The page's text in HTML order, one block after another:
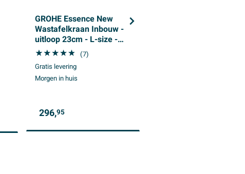
GROHE Essence New
Wastafelkraan Inbouw -
uitloop 23cm - L-size -
brushed cool sunrise
(7)
Gratis levering
Morgen in huis
296,95